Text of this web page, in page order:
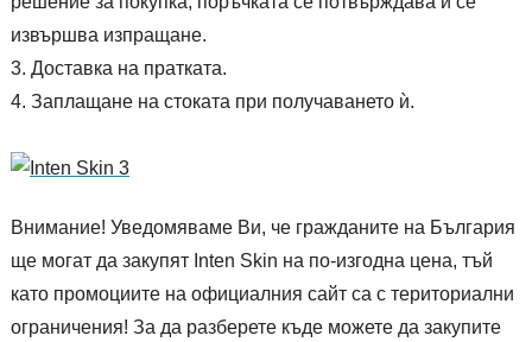
извършва изпращане.
Доставка на пратката.
Заплащане на стоката при получаването ѝ.
Внимание! Уведомяваме Ви, че гражданите на България
ще могат да закупят Inten Skin на по-изгодна цена, тъй
като промоциите на официалния сайт са с териториални
ограничения! За да разберете къде можете да закупите